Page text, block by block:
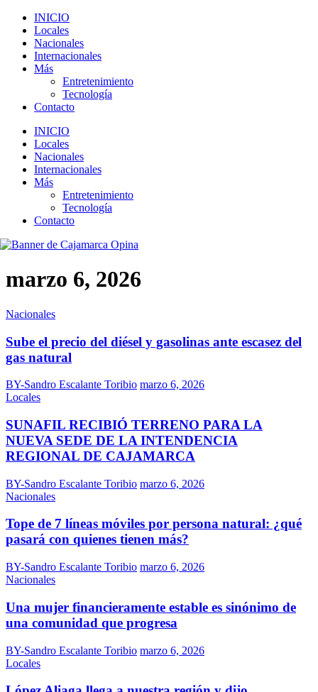
INICIO
Locales
Nacionales
Internacionales
Más
Entretenimiento
Tecnología
Contacto
INICIO
Locales
Nacionales
Internacionales
Más
Entretenimiento
Tecnología
Contacto
marzo 6, 2026
Nacionales
Sube el precio del diésel y gasolinas ante escasez del
gas natural
BY-Sandro Escalante Toribio marzo 6, 2026
Locales
SUNAFIL RECIBIÓ TERRENO PARA LA
NUEVA SEDE DE LA INTENDENCIA
REGIONAL DE CAJAMARCA
BY-Sandro Escalante Toribio marzo 6, 2026
Nacionales
Tope de 7 líneas móviles por persona natural: ¿qué
pasará con quienes tienen más?
BY-Sandro Escalante Toribio marzo 6, 2026
Nacionales
Una mujer financieramente estable es sinónimo de
una comunidad que progresa
BY-Sandro Escalante Toribio marzo 6, 2026
Locales